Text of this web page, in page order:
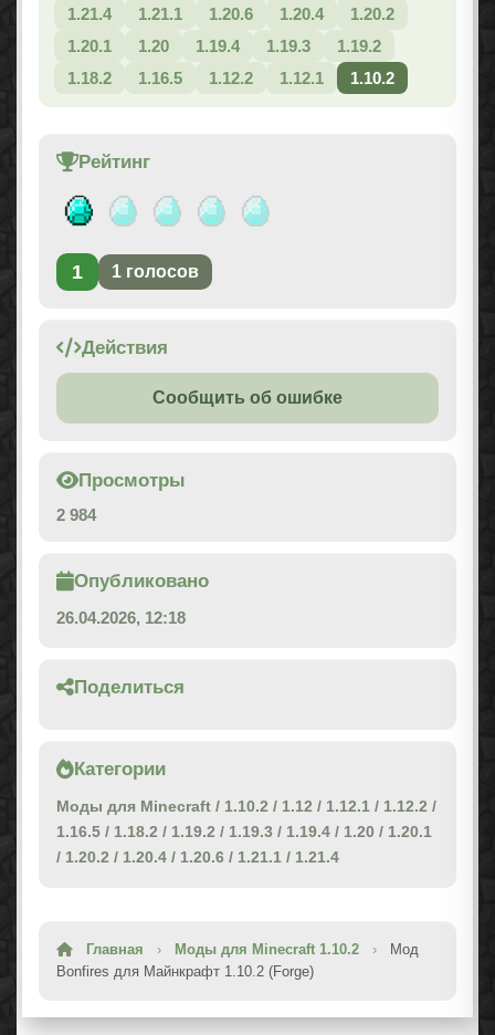
1.21.4
1.21.1 1.20.6 1.20.4
1.20.2
1.20.1
1.20 1.19.4 1.19.3
1.19.2
1.18.2
1.16.5 1.12.2 1.12.1 1.10.2
Рейтинг
1 1 голосов
Действия
Сообщить об ошибке
Просмотры
2 984
Опубликовано
26.04.2026, 12:18
Поделиться
Категории
Моды для Minecraft / 1.10.2 / 1.12 / 1.12.1 / 1.12.2 /
1.16.5 / 1.18.2 / 1.19.2 / 1.19.3 / 1.19.4 / 1.20 / 1.20.1
/ 1.20.2 / 1.20.4 / 1.20.6 / 1.21.1 / 1.21.4
Главная › Моды для Minecraft 1.10.2 ›
Мод
Bonfires для Майнкрафт 1.10.2 (Forge)